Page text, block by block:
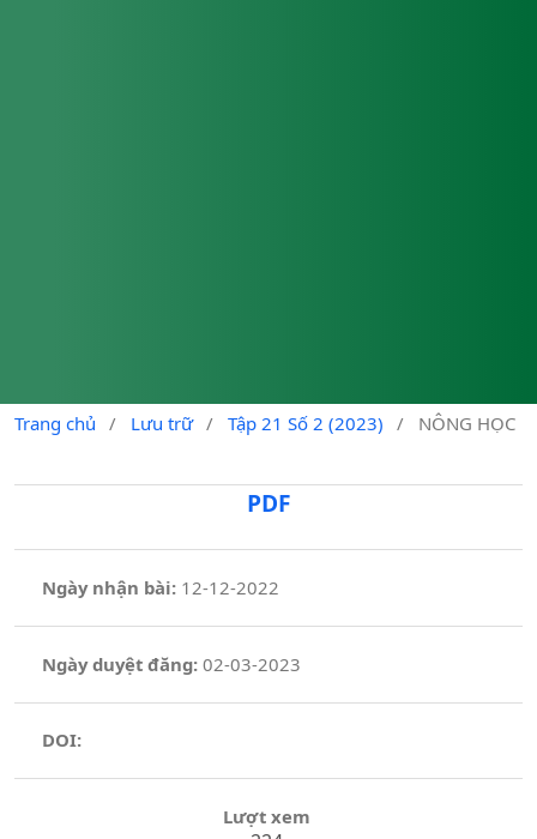
Trang chủ / Lưu trữ / Tập 21 Số 2 (2023) / NÔNG HỌC
PDF
Ngày nhận bài: 12-12-2022
Ngày duyệt đăng:02-03-2023
DOI:
Lượt xem